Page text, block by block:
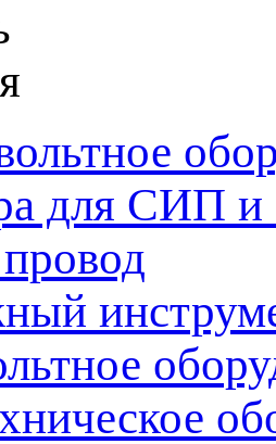
для СИП